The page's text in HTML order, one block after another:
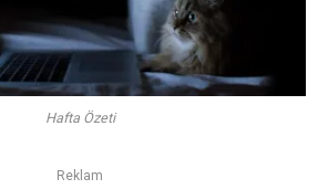
Hafta Özeti
Reklam